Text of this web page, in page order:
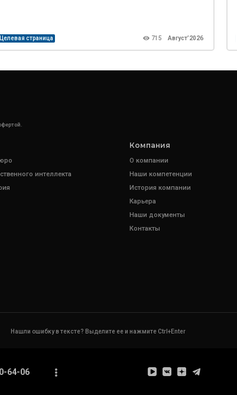
Целевая страница 715 Август’2026
интеллекта
Компания
О компании
Наши компетенции
История компании
Карьера
Наши документы
Контакты
Нашли ошибку в тексте? Выделите ее и нажмите Ctrl+Enter
64-06